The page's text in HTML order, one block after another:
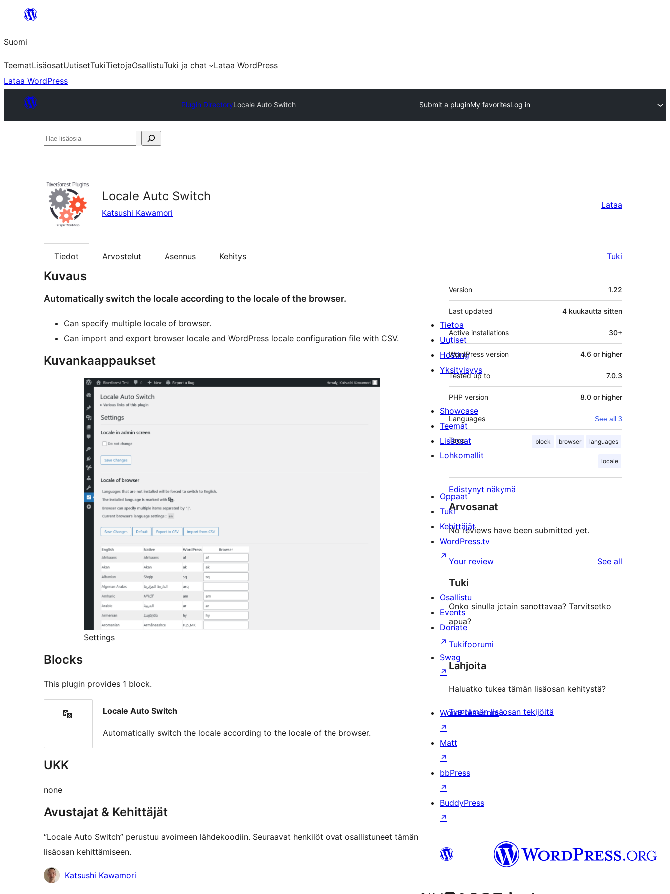
Suomi
TeematLisäosatUutisetTukiTietojaOsallistuTuki ja chat
Lataa WordPress
Lataa WordPress
Plugin DirectoryLocale Auto Switch Submit a pluginMy favoritesLog in
Hae
Locale Auto Switch
Katsushi Kawamori
Lataa
Tiedot Arvostelut Asennus Kehitys Tuki
Kuvaus
Automatically switch the locale according to the locale of the browser.
Can specify multiple locale of browser.
Can import and export browser locale and WordPress locale configuration file with CSV.
Kuvankaappaukset
Settings
Blocks
This plugin provides 1 block.
Locale Auto Switch
Automatically switch the locale according to the locale of the browser.
UKK
none
Avustajat & Kehittäjät
“Locale Auto Switch” perustuu avoimeen lähdekoodiin. Seuraavat henkilöt ovat osallistuneet tämän
lisäosan kehittämiseen.
AvustajatKatsushi Kawamori
Metatiedot
Version 1.22
Last updated 4 kuukautta sitten
Active installations 30+
WordPress version 4.6 or higher
Tested up to 7.0.3
PHP version 8.0 or higher
Languages See all 3
Tags block browser languages
locale
Edistynyt näkymä
Arvosanat
No reviews have been submitted yet.
Your review See all
Tuki
Onko sinulla jotain sanottavaa? Tarvitsetko
apua?
Tukifoorumi
Lahjoita
Haluatko tukea tämän lisäosan kehitystä?
Tue tämän lisäosan tekijöitä
Tietoa
Uutiset
Hosting
Yksityisyys
Showcase
Teemat
Lisäosat
Lohkomallit
Oppaat
Tuki
Kehittäjät
WordPress.tv
↗
Osallistu
Events
Donate
↗
Swag
↗
WordPress.com
↗
Matt
↗
bbPress
↗
BuddyPress
↗